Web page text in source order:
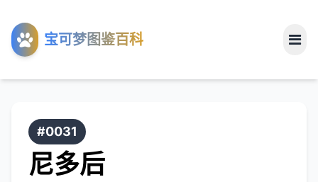
宝可梦图鉴百科
工具
关于
#0031
尼多后